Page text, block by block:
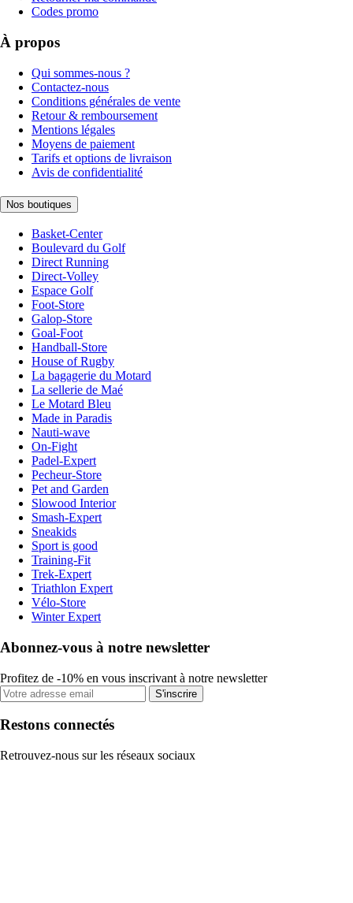
Codes promo
À propos
Qui sommes-nous ?
Contactez-nous
Conditions générales de vente
Retour & remboursement
Mentions légales
Moyens de paiement
Tarifs et options de livraison
Avis de confidentialité
Nos boutiques
Basket-Center
Boulevard du Golf
Direct Running
Direct-Volley
Espace Golf
Foot-Store
Galop-Store
Goal-Foot
Handball-Store
House of Rugby
La bagagerie du Motard
La sellerie de Maé
Le Motard Bleu
Made in Paradis
Nauti-wave
On-Fight
Padel-Expert
Pecheur-Store
Pet and Garden
Slowood Interior
Smash-Expert
Sneakids
Sport is good
Training-Fit
Trek-Expert
Triathlon Expert
Vélo-Store
Winter Expert
Abonnez-vous à notre newsletter
Profitez de -10% en vous inscrivant à notre newsletter
S'inscrire
Restons connectés
Retrouvez-nous sur les réseaux sociaux